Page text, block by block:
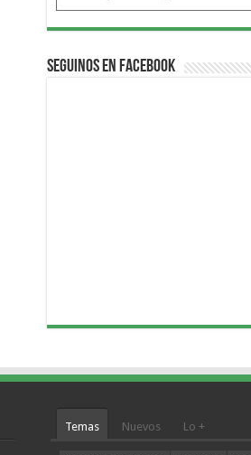
Seguinos en Facebook
Temas Nuevos Lo +